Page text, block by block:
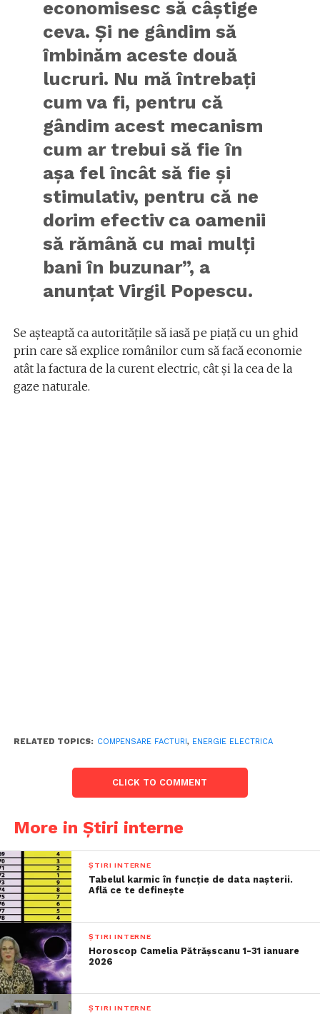
economisesc să câştige
ceva. Şi ne gândim să
îmbinăm aceste două
lucruri. Nu mă întrebaţi
cum va fi, pentru că
gândim acest mecanism
cum ar trebui să fie în
aşa fel încât să fie şi
stimulativ, pentru că ne
dorim efectiv ca oamenii
să rămână cu mai mulţi
bani în buzunar”, a
anunțat Virgil Popescu.
Se așteaptă ca autoritățile să iasă pe piață cu un ghid
prin care să explice românilor cum să facă economie
atât la factura de la curent electric, cât și la cea de la
gaze naturale.
RELATED TOPICS: COMPENSARE FACTURI , ENERGIE ELECTRICA
CLICK TO COMMENT
More in Știri interne
ȘTIRI INTERNE
Tabelul karmic în funcție de data nașterii.
Află ce te definește
ȘTIRI INTERNE
Horoscop Camelia Pătrășscanu 1-31 ianuare
2026
ȘTIRI INTERNE